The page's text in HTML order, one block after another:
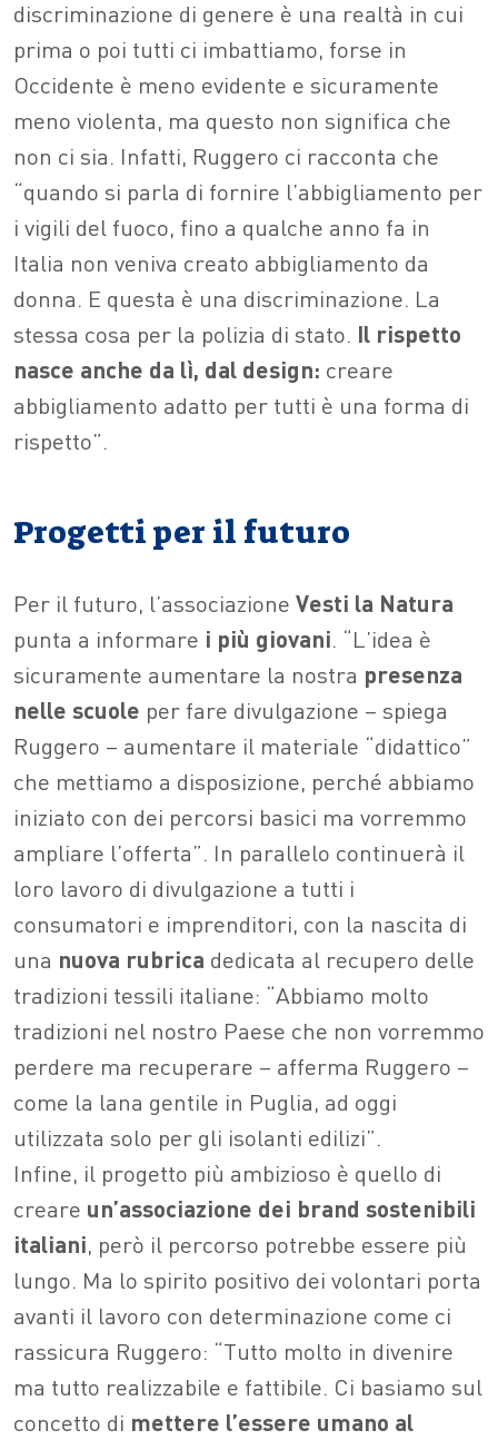
discriminazione di genere è una realtà in cui
prima o poi tutti ci imbattiamo, forse in
Occidente è meno evidente e sicuramente
meno violenta, ma questo non significa che
non ci sia. Infatti, Ruggero ci racconta che
“quando si parla di fornire l’abbigliamento per
i vigili del fuoco, fino a qualche anno fa in
Italia non veniva creato abbigliamento da
donna. E questa è una discriminazione. La
stessa cosa per la polizia di stato. Il rispetto
nasce anche da lì, dal design: creare
abbigliamento adatto per tutti è una forma di
rispetto”.
Progetti per il futuro
Per il futuro, l’associazione Vesti la Natura
punta a informare i più giovani. “L’idea è
sicuramente aumentare la nostra presenza
nelle scuole per fare divulgazione – spiega
Ruggero – aumentare il materiale “didattico”
che mettiamo a disposizione, perché abbiamo
iniziato con dei percorsi basici ma vorremmo
ampliare l’offerta”. In parallelo continuerà il
loro lavoro di divulgazione a tutti i
consumatori e imprenditori, con la nascita di
una nuova rubrica dedicata al recupero delle
tradizioni tessili italiane: “Abbiamo molto
tradizioni nel nostro Paese che non vorremmo
perdere ma recuperare – afferma Ruggero –
come la lana gentile in Puglia, ad oggi
utilizzata solo per gli isolanti edilizi”.
Infine, il progetto più ambizioso è quello di
creare un’associazione dei brand sostenibili
italiani, però il percorso potrebbe essere più
lungo. Ma lo spirito positivo dei volontari porta
avanti il lavoro con determinazione come ci
rassicura Ruggero: “Tutto molto in divenire
ma tutto realizzabile e fattibile. Ci basiamo sul
concetto di mettere l’essere umano al